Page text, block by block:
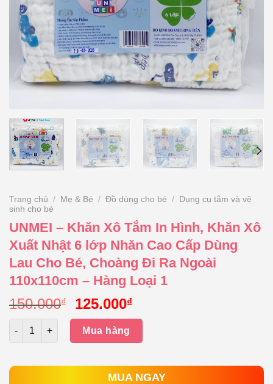
Trang chủ / Mẹ & Bé / Đồ dùng cho bé /
Dụng cụ tắm và vệ
sinh cho bé
UNMEI – Khăn Xô Tắm In Hình, Khăn Xô
Xuất Nhật 6 lớp Nhăn Cao Cấp Dùng
Lau Cho Bé, Choàng Đi Ra Ngoài
110x110cm – Hàng Loại 1
150.000₫
Giá
gốc
là:
150.000₫.
125.000₫Giá
hiện
là:
125.000₫.
Số lượng
Mua hàng
MUA NGAY